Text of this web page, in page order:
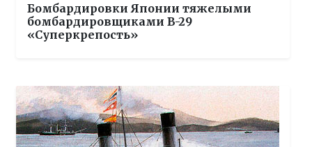
Бомбардировки Японии тяжелыми
бомбардировщиками B-29
«Суперкрепость»